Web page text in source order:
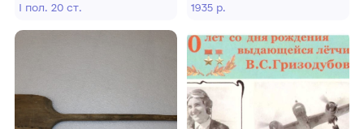
Слобожанщини
І пол. 20 ст.
колгоспної школи.
Слобожанщини
1935 р.